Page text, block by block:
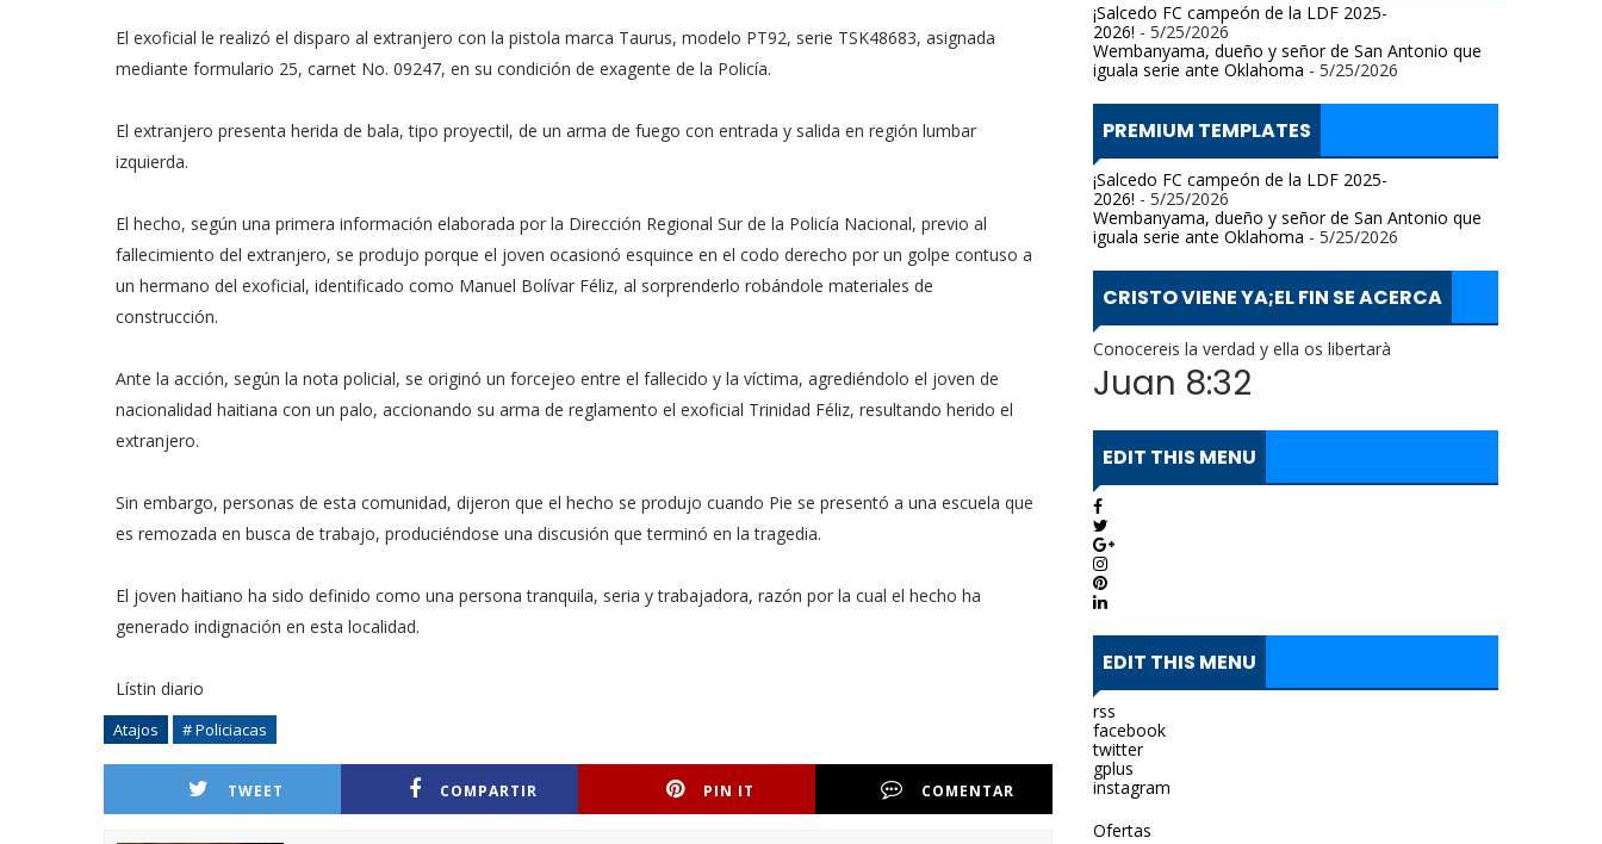
El exoficial le realizó el disparo al extranjero con la pistola marca Taurus, modelo PT92, serie TSK48683, asignada
mediante formulario 25, carnet No. 09247, en su condición de exagente de la Policía.
El extranjero presenta herida de bala, tipo proyectil, de un arma de fuego con entrada y salida en región lumbar
izquierda.
El hecho, según una primera información elaborada por la Dirección Regional Sur de la Policía Nacional, previo al
fallecimiento del extranjero, se produjo porque el joven ocasionó esquince en el codo derecho por un golpe contuso a
un hermano del exoficial, identificado como Manuel Bolívar Féliz, al sorprenderlo robándole materiales de
construcción.
Ante la acción, según la nota policial, se originó un forcejeo entre el fallecido y la víctima, agrediéndolo el joven de
nacionalidad haitiana con un palo, accionando su arma de reglamento el exoficial Trinidad Féliz, resultando herido el
extranjero.
Sin embargo, personas de esta comunidad, dijeron que el hecho se produjo cuando Pie se presentó a una escuela que
es remozada en busca de trabajo, produciéndose una discusión que terminó en la tragedia.
El joven haitiano ha sido definido como una persona tranquila, seria y trabajadora, razón por la cual el hecho ha
generado indignación en esta localidad.
Lístin diario
Atajos # Policiacas
TWEET COMPARTIR PIN IT COMENTAR
¡Salcedo FC campeón de la LDF 2025-
2026! - 5/25/2026
Wembanyama, dueño y señor de San Antonio que
iguala serie ante Oklahoma - 5/25/2026
PREMIUM TEMPLATES
¡Salcedo FC campeón de la LDF 2025-
2026! - 5/25/2026
Wembanyama, dueño y señor de San Antonio que
iguala serie ante Oklahoma - 5/25/2026
CRISTO VIENE YA;EL FIN SE ACERCA
Conocereis la verdad y ella os libertarà
Juan 8:32
EDIT THIS MENU
EDIT THIS MENU
rss
facebook
twitter
gplus
instagram
Ofertas